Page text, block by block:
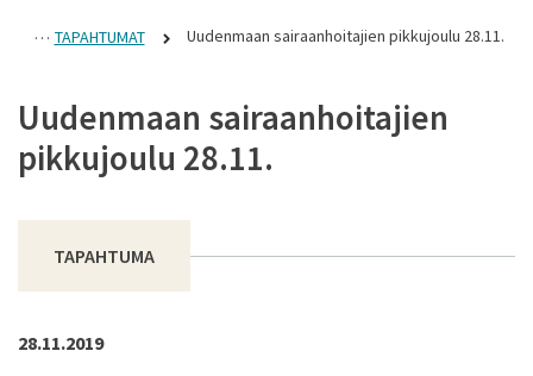
TAPAHTUMAT Uudenmaan sairaanhoitajien pikkujoulu 28.11.
Uudenmaan sairaanhoitajien
pikkujoulu 28.11.
TAPAHTUMA
28.11.2019